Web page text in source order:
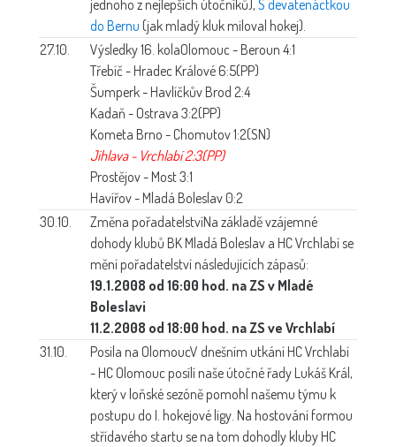
jednoho z nejlepších útočníků), S devatenáctkou
do Bernu (jak mladý kluk miloval hokej).
27.10.
Výsledky 16. kolaOlomouc - Beroun 4:1
Třebíč - Hradec Králové 6:5(PP)
Šumperk - Havlíčkův Brod 2:4
Kadaň - Ostrava 3:2(PP)
Kometa Brno - Chomutov 1:2(SN)
Jihlava - Vrchlabí 2:3(PP)
Prostějov - Most 3:1
Havířov - Mladá Boleslav 0:2
30.10.
Změna pořadatelstvíNa základě vzájemné
dohody klubů BK Mladá Boleslav a HC Vrchlabí se
mění pořadatelství následujících zápasů:
19.1.2008 od 16:00 hod. na ZS v Mladé
Boleslavi
11.2.2008 od 18:00 hod. na ZS ve Vrchlabí
31.10.
Posila na OlomoucV dnešním utkání HC Vrchlabí
- HC Olomouc posílí naše útočné řady Lukáš Král,
který v loňské sezóně pomohl našemu týmu k
postupu do I. hokejové ligy. Na hostování formou
střídavého startu se na tom dohodly kluby HC